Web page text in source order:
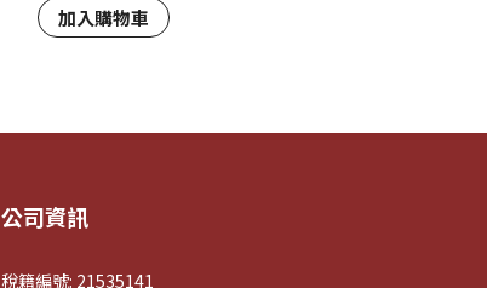
加入購物車
公司資訊
稅籍編號: 21535141